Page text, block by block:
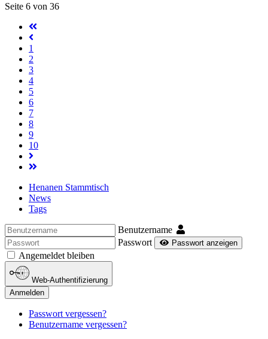
Seite 6 von 36
1
2
3
4
5
6
7
8
9
10
Henanen Stammtisch
News
Tags
Benutzername
Passwort
Passwort anzeigen
Angemeldet bleiben
Web-Authentifizierung
Anmelden
Passwort vergessen?
Benutzername vergessen?